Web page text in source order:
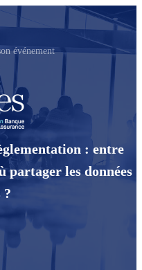
événement
: entre
partager les données
?